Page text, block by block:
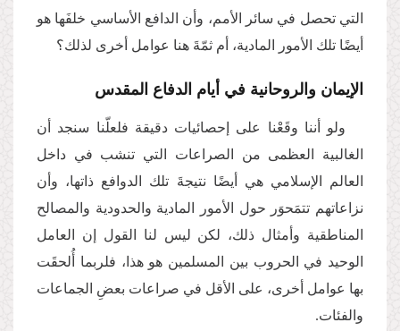
التي تحصل في سائر الأمم، وأن الدافع الأساسي خلفَها هو
أيضًا تلك الأمور المادية، أم ثمّةَ هنا عوامل أخرى لذلك؟
الإيمان والروحانية في أيام الدفاع المقدس
ولو أننا وقَعْنا على إحصائيات دقيقة فلعلّنا سنجد أن
الغالبية العظمى من الصراعات التي تنشب في داخل
العالم الإسلامي هي أيضًا نتيجةَ تلك الدوافع ذاتها، وأن
نزاعاتهم تتمَحوَر حول الأمور المادية والحدودية والمصالح
المناطقية وأمثال ذلك، لكن ليس لنا القول إن العامل
الوحيد في الحروب بين المسلمين هو هذا، فلربما أُلحقَت
بها عوامل أخرى، على الأقل في صراعات بعضِ الجماعات
والفئات.